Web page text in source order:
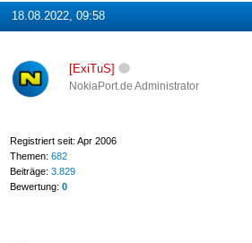
18.08.2022, 09:58
[ExiTuS]
NokiaPort.de Administrator
Registriert seit: Apr 2006
Themen: 682
Beiträge: 3.829
Bewertung: 0